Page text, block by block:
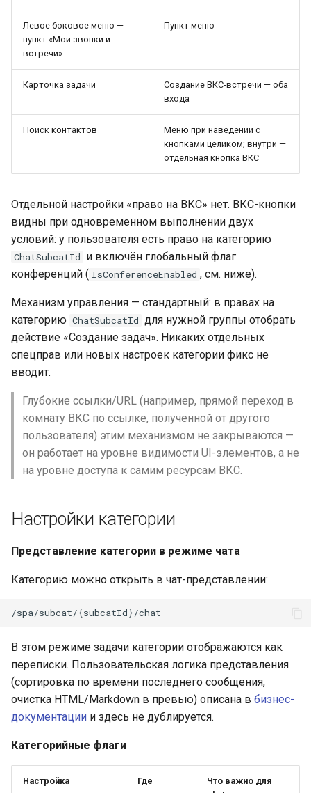
Левое боковое меню —
пункт «Мои звонки и
встречи»
Пункт меню
Карточка задачи
Создание ВКС-встречи — оба
входа
Поиск контактов
Меню при наведении с
кнопками целиком; внутри —
отдельная кнопка ВКС
Отдельной настройки «право на ВКС» нет. ВКС-кнопки
видны при одновременном выполнении двух
условий: у пользователя есть право на категорию
ChatSubcatId и включён глобальный флаг
конференций ( IsConferenceEnabled , см. ниже).
Механизм управления — стандартный: в правах на
категорию ChatSubcatId для нужной группы отобрать
действие «Создание задач». Никаких отдельных
спецправ или новых настроек категории фикс не
вводит.
Глубокие ссылки/URL (например, прямой переход в
комнату ВКС по ссылке, полученной от другого
пользователя) этим механизмом не закрываются —
он работает на уровне видимости UI-элементов, а не
на уровне доступа к самим ресурсам ВКС.
Настройки категории
Представление категории в режиме чата
Категорию можно открыть в чат-представлении:
В этом режиме задачи категории отображаются как
переписки. Пользовательская логика представления
(сортировка по времени последнего сообщения,
очистка HTML/Markdown в превью) описана в бизнес-
документации и здесь не дублируется.
Категорийные флаги
Настройка
Где
Что важно для